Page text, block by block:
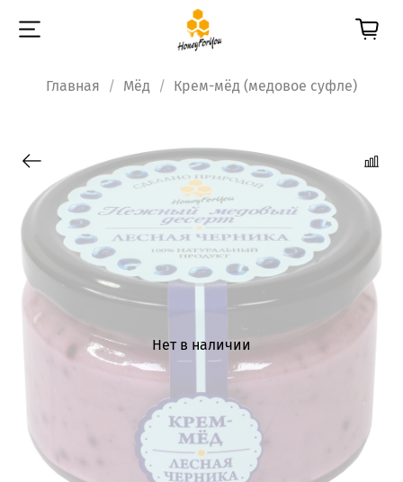
Главная Мёд Крем-мёд (медовое суфле)
Нет в наличии